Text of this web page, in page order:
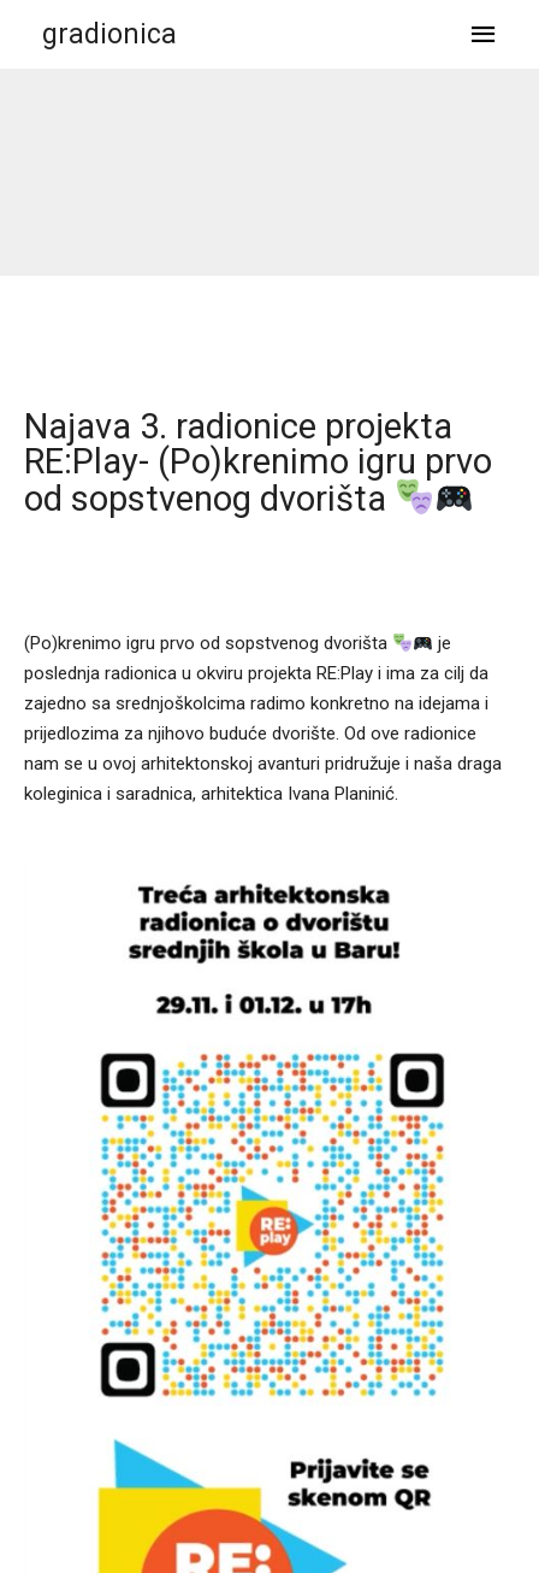
gradionica
Najava 3. radionice projekta
RE:Play- (Po)krenimo igru prvo
od sopstvenog dvorišta
(Po)krenimo igru prvo od sopstvenog dvorišta
je
poslednja radionica u okviru projekta RE:Play i ima za cilj da
zajedno sa srednjoškolcima radimo konkretno na idejama i
prijedlozima za njihovo buduće dvorište. Od ove radionice
nam se u ovoj arhitektonskoj avanturi pridružuje i naša draga
koleginica i saradnica, arhitektica Ivana Planinić.